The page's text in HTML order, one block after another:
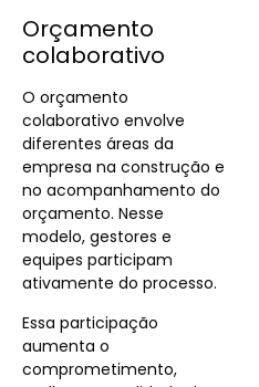
Orçamento
colaborativo
O orçamento
colaborativo envolve
diferentes áreas da
empresa na construção e
no acompanhamento do
orçamento. Nesse
modelo, gestores e
equipes participam
ativamente do processo.
Essa participação
aumenta o
comprometimento,